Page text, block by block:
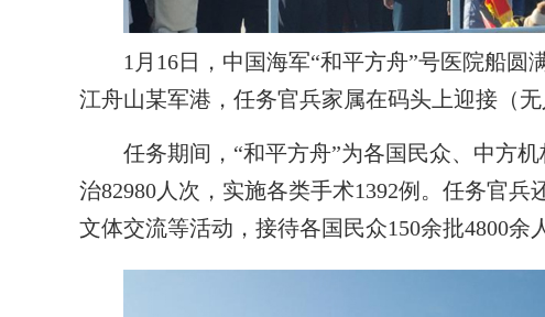
1月16日，中国海军“和平方舟”号医院船圆
江舟山某军港，任务官兵家属在码头上迎接（
任务期间，“和平方舟”为各国民众、中方机
治82980人次，实施各类手术1392例。任务官兵
文体交流等活动，接待各国民众150余批4800余